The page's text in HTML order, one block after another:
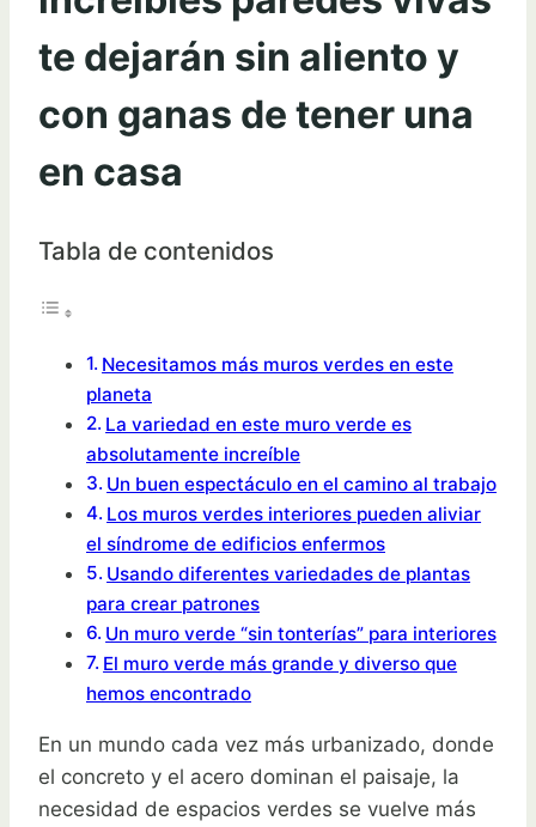
te dejarán sin aliento y
con ganas de tener una
en casa
Tabla de contenidos
Necesitamos más muros verdes en este
planeta
La variedad en este muro verde es
absolutamente increíble
Un buen espectáculo en el camino al trabajo
Los muros verdes interiores pueden aliviar
el síndrome de edificios enfermos
Usando diferentes variedades de plantas
para crear patrones
Un muro verde “sin tonterías” para interiores
El muro verde más grande y diverso que
hemos encontrado
En un mundo cada vez más urbanizado, donde
el concreto y el acero dominan el paisaje, la
necesidad de espacios verdes se vuelve más